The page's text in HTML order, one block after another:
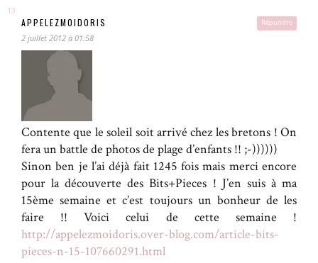
Répondre
APPELEZMOIDORIS
2 juillet 2012 à 01:58
Contente que le soleil soit arrivé chez les bretons ! On
fera un battle de photos de plage d’enfants !! ;-))))))
Sinon ben je l’ai déjà fait 1245 fois mais merci encore
pour la découverte des Bits+Pieces ! J’en suis à ma
15ème semaine et c’est toujours un bonheur de les
faire !! Voici celui de cette semaine !
http://appelezmoidoris.over-blog.com/article-bits-
pieces-n-15-107660291.html